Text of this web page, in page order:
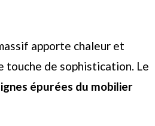
apporte chaleur et
touche de sophistication. Le
épurées du mobilier